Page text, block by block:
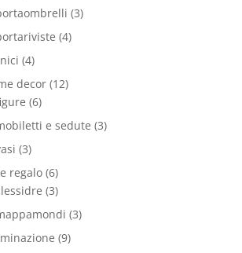
(3)
(4)
(4)
decor (12)
(6)
e sedute (3)
(3)
regalo (6)
(3)
(3)
(9)